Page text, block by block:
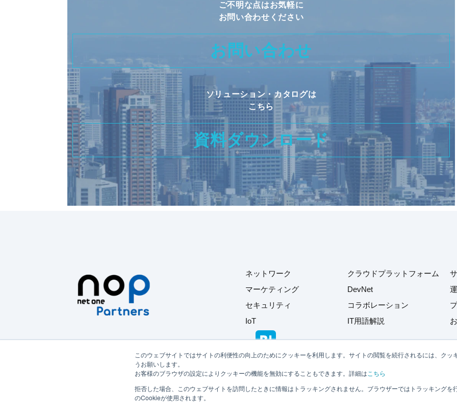
このウェブサイトではサイトの利便性の向上のためにクッキーを利用します。サイトの閲覧を続行されるには、クッ
うお願いします。
お客様のブラウザの設定によりクッキーの機能を無効にすることもできます。詳細は こちら
拒否した場合、このウェブサイトを訪問したときに情報はトラッキングされません。ブラウザーではトラッキングを
のCookieが使用されます。
ご不明な点はお気軽に
お問い合わせください
お問い合わせ
ソリューション・カタログは
こちら
資料ダウンロード
ネットワーク
マーケティング
セキュリティ
IoT
クラウドプラットフォーム
DevNet
コラボレーション
IT用語解説